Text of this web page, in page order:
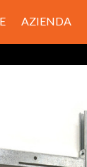
AZIENDA